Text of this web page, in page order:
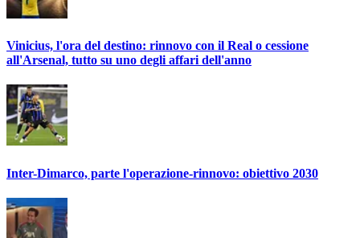
Vinicius, l'ora del destino: rinnovo con il Real o cessione
all'Arsenal, tutto su uno degli affari dell'anno
Inter-Dimarco, parte l'operazione-rinnovo: obiettivo 2030